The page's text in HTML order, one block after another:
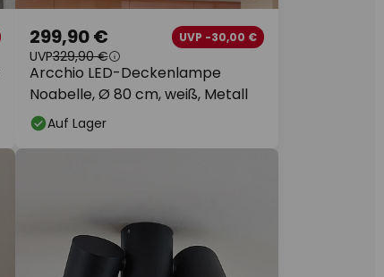
Arcchio LED-Deckenlampe
Noabelle, Ø 80 cm, weiß, Metall
299,90 € UVP -30,00 €
UVP329,90 €
Auf Lager